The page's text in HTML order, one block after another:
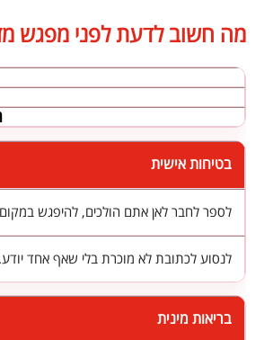
מה חשוב לדעת לפני מפגש
בטיחות אישית
לספר לחבר לאן אתם הולכים, להיפגש במקום
לנסוע לכתובת לא מוכרת בלי שאף אחד יודע.
בריאות מינית